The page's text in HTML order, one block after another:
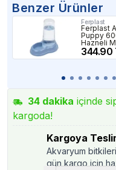
Benzer Ürünler
Ferplast
Ferplast
Puppy
Hazneli
ve Su
Lt
344.90
34 dakika içinde
kargoda!
Kargoya
Akvaryum
gün kargo için